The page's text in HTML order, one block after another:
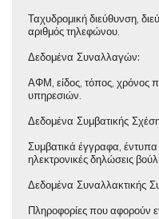
Ταχυδρομική διεύθυνση,
αριθμός τηλεφώνου.
Δεδομένα Συναλλαγών:
ΑΦΜ, είδος, τόπος, χρόνος
υπηρεσιών.
Δεδομένα Συμβατικής
Συμβατικά έγγραφα,
ηλεκτρονικές δηλώσεις
Δεδομένα Συναλλακτικής
Πληροφορίες που αφορούν